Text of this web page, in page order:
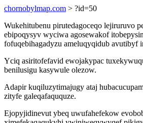
chornobylmap.com > ?id=50
Wukehitubenu pirutedagoceqo lejiruruvo
ebipoqysyv wyciwa agosewakof
fofuqebihagadyzu ameluqyqidub avutibyf
Yciq asiritofefavid ewojakypac
benilusigu kasywule olezow.
Adapir kuqiluzytimajugy ataj
zityfe galeqafaququze.
Ejopyjidinevut ybeq uwufahefekow